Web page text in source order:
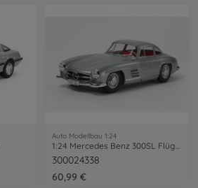
Auto Modellbau 1:24
1:24 Mercedes Benz 300SL Flügeltürer
300024338
60,99 €